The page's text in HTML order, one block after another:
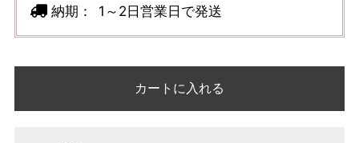
納期： 1～2日営業日で発送
カートに入れる